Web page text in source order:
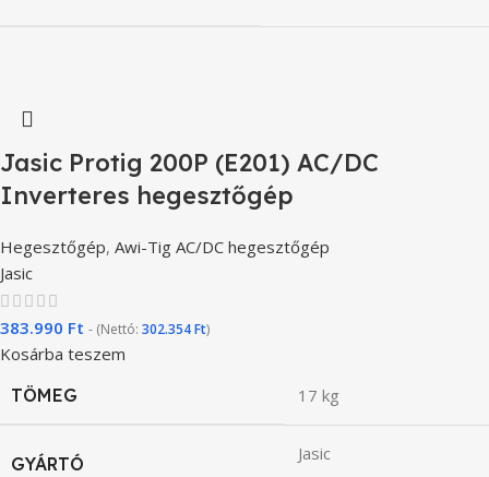
Jasic Protig 200P (E201) AC/DC
Inverteres hegesztőgép
Hegesztőgép, Awi-Tig AC/DC hegesztőgép
Jasic
383.990 Ft - (Nettó: 302.354Ft)
Kosárba teszem
TÖMEG
17 kg
GYÁRTÓ Jasic